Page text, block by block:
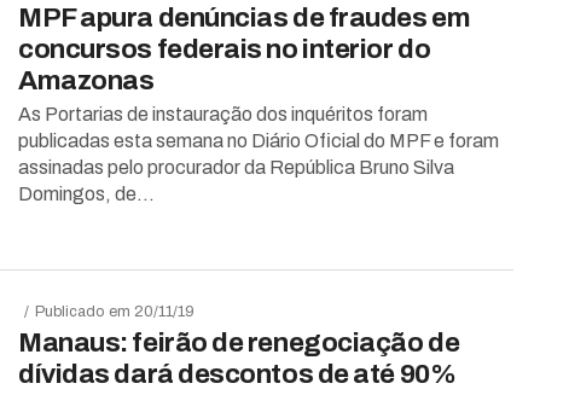
MPF apura denúncias de fraudes em
concursos federais no interior do
Amazonas
As Portarias de instauração dos inquéritos foram
publicadas esta semana no Diário Oficial do MPF e foram
assinadas pelo procurador da República Bruno Silva
Domingos, de...
Publicado em 20/11/19
Manaus: feirão de renegociação de
dívidas dará descontos de até 90%